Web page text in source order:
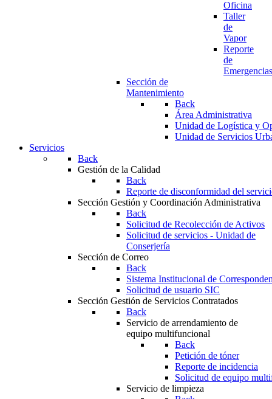
Oficina
Taller
de
Vapor
Reporte
de
Emergencias
Sección de
Mantenimiento
Back
Área Administrativa
Unidad de Logística y
Unidad de Servicios
Servicios
Back
Gestión de la Calidad
Back
Reporte de disconformidad del
Sección Gestión y Coordinación Administrativa
Back
Solicitud de Recolección de Activos
Solicitud de servicios - Unidad de
Conserjería
Sección de Correo
Back
Sistema Institucional de
Solicitud de usuario SIC
Sección Gestión de Servicios Contratados
Back
Servicio de arrendamiento de
equipo multifuncional
Back
Petición de tóner
Reporte de incidencia
Solicitud de equipo
Servicio de limpieza